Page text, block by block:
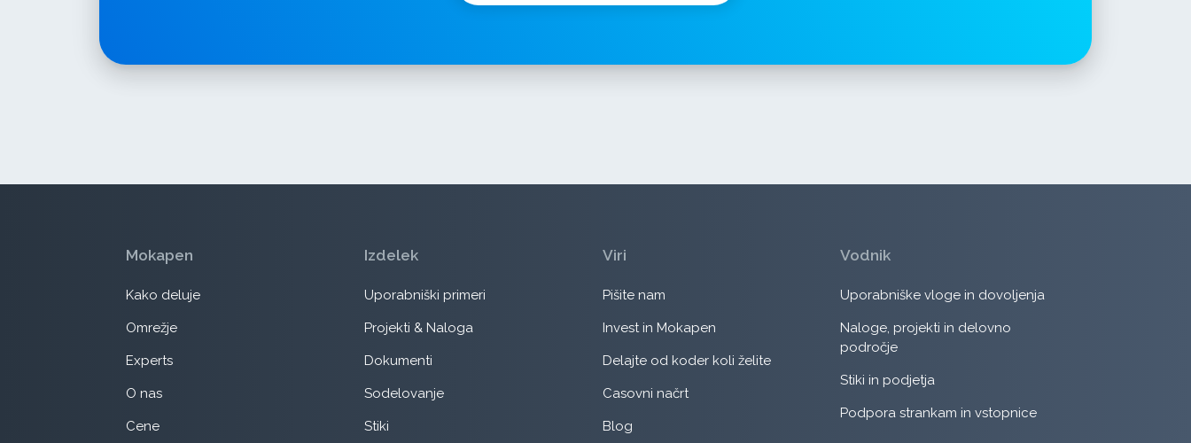
Mokapen
Kako deluje
Omrežje
Experts
O nas
Cene
Izdelek
Uporabniški primeri
Projekti & Naloga
Dokumenti
Sodelovanje
Stiki
Viri
Pišite nam
Invest in Mokapen
Delajte od koder koli želite
Casovni načrt
Blog
Vodnik
Uporabniške vloge in dovoljenja
Naloge, projekti in delovno
področje
Stiki in podjetja
Podpora strankam in vstopnice